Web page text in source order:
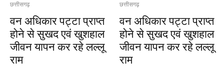
छत्तीसगढ़
वन अधिकार पट्टा प्राप्त
होने से सुखद एवं खुशहाल
जीवन यापन कर रहे लल्लू
राम
छत्तीसगढ़
वन अधिकार पट्टा प्राप्त
होने से सुखद एवं खुशहाल
जीवन यापन कर रहे लल्लू
राम